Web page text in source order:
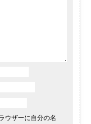
ウザーに自分の名